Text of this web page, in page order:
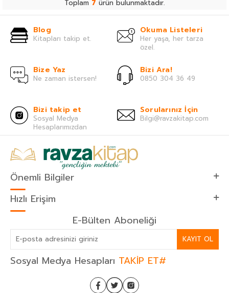
Toplam 7 ürün bulunmaktadır.
Blog
Kitapları takip et.
Okuma Listeleri
Her yaşa, her tarza
özel.
Bize Yaz
Ne zaman istersen!
Bizi Ara!
0850 304 36 49
Bizi takip et
Sosyal Medya
Hesaplarımızdan
Sorularınız İçin
Bilgi@ravzakitap.com
Önemli Bilgiler
Hızlı Erişim
E-Bülten Aboneliği
KAYIT OL
Sosyal Medya Hesapları TAKİP ET#